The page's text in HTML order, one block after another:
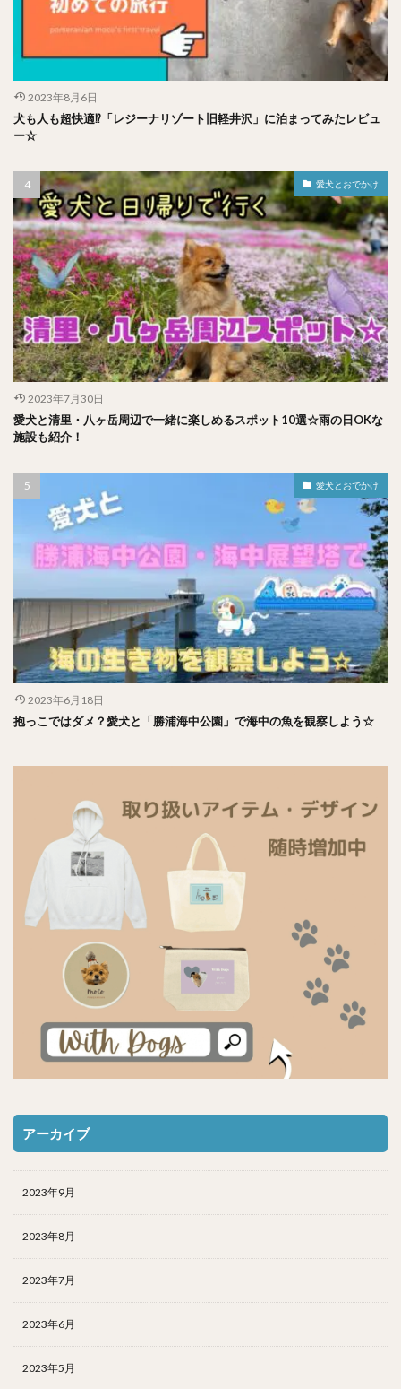
2023年8月6日
犬も人も超快適⁉︎「レジーナリゾート旧軽井沢」に泊まってみたレビュ
ー☆
愛犬とおでかけ
2023年7月30日
愛犬と清里・八ヶ岳周辺で一緒に楽しめるスポット10選☆雨の日OKな
施設も紹介！
愛犬とおでかけ
2023年6月18日
抱っこではダメ？愛犬と「勝浦海中公園」で海中の魚を観察しよう☆
アーカイブ
2023年9月
2023年8月
2023年7月
2023年6月
2023年5月